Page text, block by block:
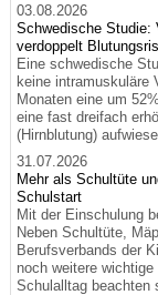
03.08.2026
Schwedische Studie:
verdoppelt
Eine schwedische
keine intramuskuläre
Monaten eine um
eine fast dreifach
(Hirnblutung)
31.07.2026
Mehr als Schultüte
Schulstart
Mit der Einschulung
Neben Schultüte,
Berufsverbands der
noch weitere
Schulalltag beachten